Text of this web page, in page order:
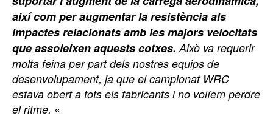
així com per augmentar la resistència als
impactes relacionats amb les majors velocitats
que assoleixen aquests cotxes. Això va requerir
molta feina per part dels nostres equips de
desenvolupament, ja que el campionat WRC
estava obert a tots els fabricants i no volíem perdre
el ritme. «